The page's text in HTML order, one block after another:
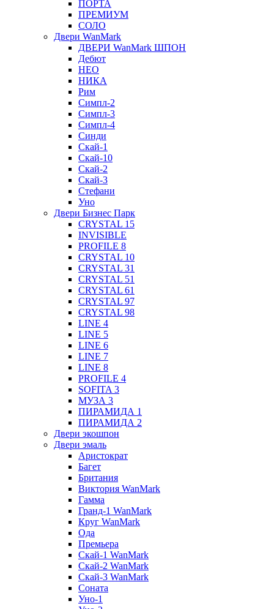
ПОРТА
ПРЕМИУМ
СОЛО
Двери WanMark
ДВЕРИ WanMark ШПОН
Дебют
НЕО
НИКА
Рим
Симпл-2
Симпл-3
Симпл-4
Синди
Скай-1
Скай-10
Скай-2
Скай-3
Стефани
Уно
Двери Бизнес Парк
CRYSTAL 15
INVISIBLE
PROFILE 8
CRYSTAL 10
CRYSTAL 31
CRYSTAL 51
CRYSTAL 61
CRYSTAL 97
CRYSTAL 98
LINE 4
LINE 5
LINE 6
LINE 7
LINE 8
PROFILE 4
SOFITA 3
МУЗА 3
ПИРАМИДА 1
ПИРАМИДА 2
Двери экошпон
Двери эмаль
Аристократ
Багет
Британия
Виктория WanMark
Гамма
Гранд-1 WanMark
Круг WanMark
Ода
Премьера
Скай-1 WanMark
Скай-2 WanMark
Скай-3 WanMark
Соната
Уно-1